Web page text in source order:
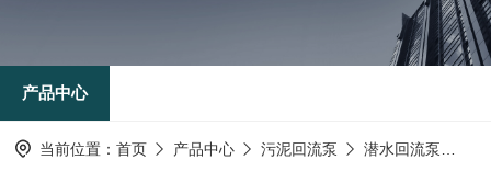
产品中心
当前位置： 首页 产品中心 污泥回流泵 潜水回流泵